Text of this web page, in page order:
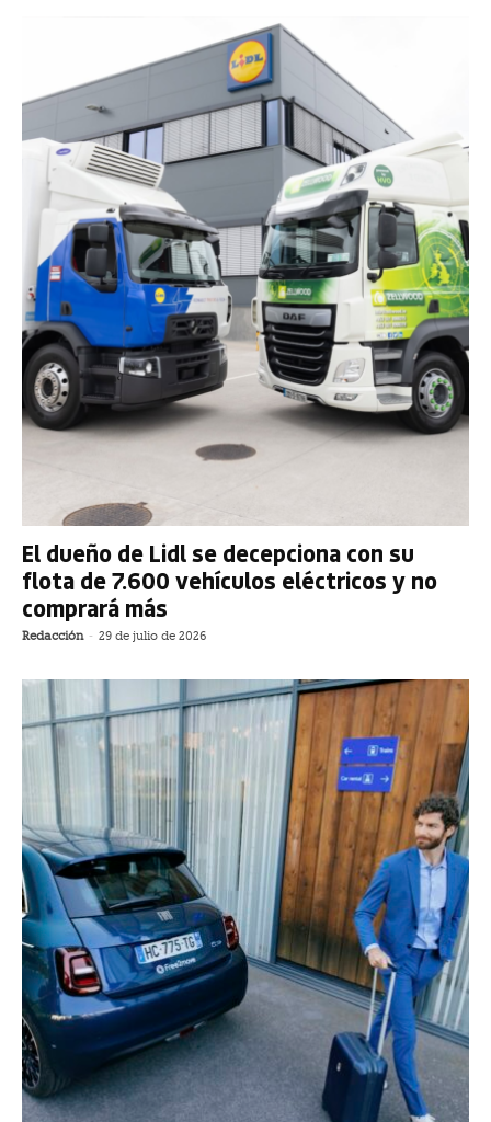
El dueño de Lidl se decepciona con su
flota de 7.600 vehículos eléctricos y no
comprará más
Redacción - 29 de julio de 2026